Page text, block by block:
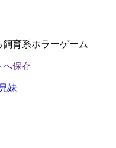
飼育系ホラーゲーム